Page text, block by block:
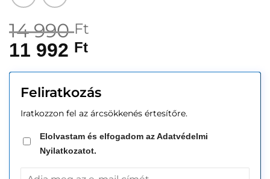
14 990Ft
11 992 Ft
Feliratkozás
Iratkozzon fel az árcsökkenés értesítőre.
Elolvastam és elfogadom az Adatvédelmi
Nyilatkozatot.